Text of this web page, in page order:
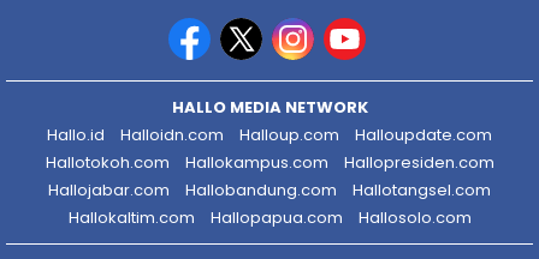
HALLO MEDIA NETWORK
Hallo.id
Halloidn.com Halloup.com
Halloupdate.com
Hallotokoh.com
Hallokampus.com
Hallopresiden.com
Hallojabar.com
Hallobandung.com
Hallotangsel.com
Hallokaltim.com
Hallopapua.com Hallosolo.com